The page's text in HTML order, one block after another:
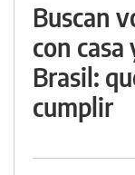
Buscan
con
Brasil:
cumplir